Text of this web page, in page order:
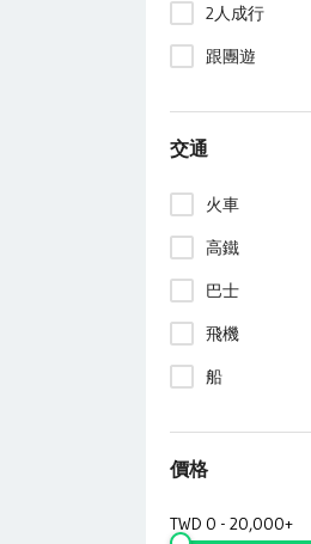
2人成行
跟團遊
交通
火車
高鐵
巴士
飛機
船
價格
TWD 0 - 20,000+